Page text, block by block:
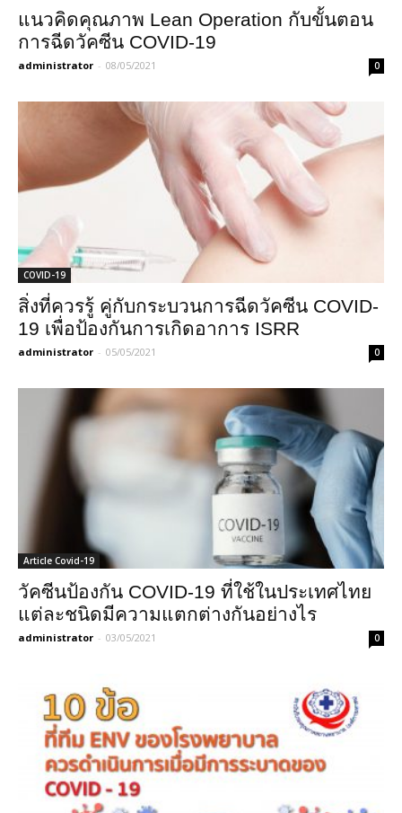
แนวคิดคุณภาพ Lean Operation กับขั้นตอน
การฉีดวัคซีน COVID-19
administrator - 08/05/2021 0
COVID-19
สิ่งที่ควรรู้ คู่กับกระบวนการฉีดวัคซีน COVID-
19 เพื่อป้องกันการเกิดอาการ ISRR
administrator - 05/05/2021 0
Article Covid-19
วัคซีนป้องกัน COVID-19 ที่ใช้ในประเทศไทย
แต่ละชนิดมีความแตกต่างกันอย่างไร
administrator - 03/05/2021 0